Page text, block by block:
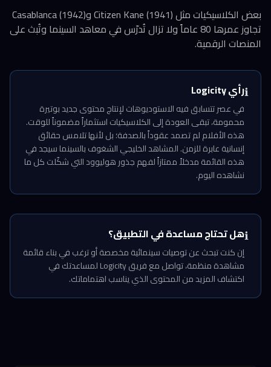
بعض الكلاسيكيات مثل Citizen Kane (1941) وCasablanca (1942)
تجاوز عمرها 80 عاماً ولا تزال تُدرّس في معاهد السينما وتُبث على
المنصات الرقمية.
ℹ️رأي Logicity
في عصر تتسابق فيه الاستوديوهات لإنتاج محتوى جديد بوتيرة
محمومة، تبقى العودة إلى الكلاسيكيات استثماراً مضموناً للوقت.
هذه الأفلام لم تصمد عقوداً بالصدفة؛ بل لأنها تلامس حقائق
إنسانية عابرة للزمن. المشاهد الخليجي الشغوف بالسينما سيجد في
هذه القائمة مدخلاً ممتازاً لفهم جذور هوليوود التي شكّلت كل ما
نشاهده اليوم.
ℹ️هل تحتاج مساعدة في التطبيق؟
إن كنت تبحث عن توصيات سينمائية مخصصة أو ترغب في بناء قائمة
مشاهدة منظمة، تواصل مع فريق Logicity لمساعدتك في
اكتشاف المزيد من المحتوى الذي يناسب اهتماماتك.